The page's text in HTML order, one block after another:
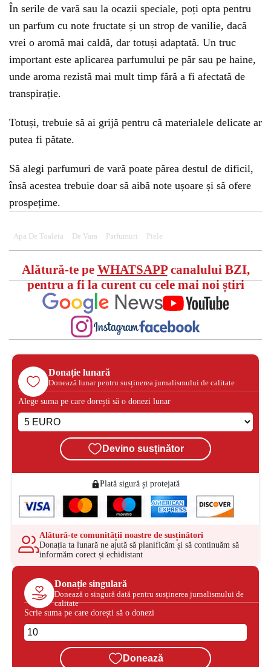
În serile de vară sau la ocazii speciale, poți opta pentru
un parfum cu note fructate și un strop de vanilie, dacă
vrei o aromă mai caldă, dar totuși adaptată. Un truc
important este aplicarea parfumului pe păr sau pe haine,
unde aroma rezistă mai mult timp fără a fi afectată de
transpirație.
Totuși, trebuie să ai grijă pentru că materialele delicate ar
putea fi pătate.
Să alegi parfumuri de vară poate părea destul de dificil,
însă acestea trebuie doar să aibă note ușoare și să ofere
prospețime.
Apa De Toaleta De Vara Parfumuri Piele
Alătură-te pe WHATSAPPcanalului BZI,
pentru a fi la curent cu cele mai noi știri
Donație lunară
Donează lunar pentru susținerea jurnalismului de calitate
Alege suma pe care dorești să o donezi lunar
Devino susținător
Plată sigură și protejată
Alătură-te comunității noastre de susținători
Donația ta lunară ne ajută să planificăm și să continuăm să
informăm corect și echidistant
Donație singulară
Donează o singură dată pentru susținerea jurnalismului de
calitate
Scrie suma pe care dorești să o donezi
Donează